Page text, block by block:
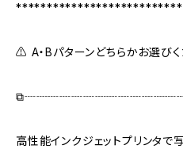
⚠ A・Bパターンどちらかお選び
高性能インクジェットプリンタで